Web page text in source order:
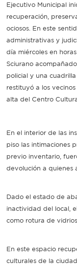
Ejecutivo Municipal
recuperación,
ociosos. En este
administrativas y
día miércoles en
Sciurano
policial y una
restituyó a los
alta del Centro
En el interior de las
piso las intimaciones
previo inventario,
devolución a quienes
Dado el estado de
inactividad del local,
como rotura de
En este espacio
culturales de la